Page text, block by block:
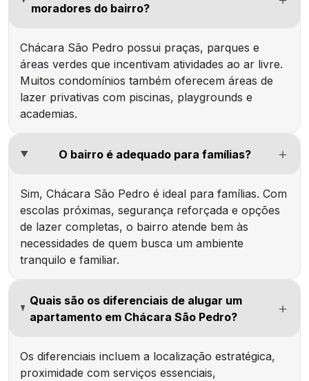
moradores do bairro?
Chácara São Pedro possui praças, parques e
áreas verdes que incentivam atividades ao ar livre.
Muitos condomínios também oferecem áreas de
lazer privativas com piscinas, playgrounds e
academias.
O bairro é adequado para famílias?
Sim, Chácara São Pedro é ideal para famílias. Com
escolas próximas, segurança reforçada e opções
de lazer completas, o bairro atende bem às
necessidades de quem busca um ambiente
tranquilo e familiar.
Quais são os diferenciais de alugar um
apartamento em Chácara São Pedro?
Os diferenciais incluem a localização estratégica,
proximidade com serviços essenciais,